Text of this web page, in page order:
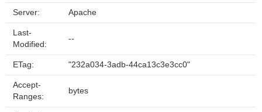
Server: Apache
Last-
Modified:
--
ETag: "232a034-3adb-44ca13c3e3cc0"
Accept-
Ranges:
bytes